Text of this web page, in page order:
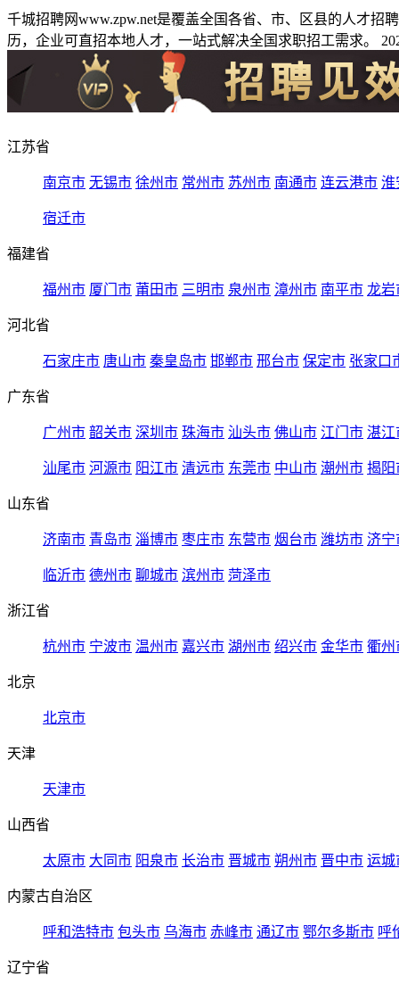
千城招聘网www.zpw.net是覆盖全国各省、市、区县的人才
历，企业可直招本地人才，一站式解决全国求职招工需求。
江苏省
南京市 无锡市 徐州市 常州市 苏州市 南通市 连云港市 淮
宿迁市
福建省
福州市 厦门市 莆田市 三明市 泉州市 漳州市 南平市 龙岩
河北省
石家庄市 唐山市 秦皇岛市 邯郸市 邢台市 保定市 张家口
广东省
广州市 韶关市 深圳市 珠海市 汕头市 佛山市 江门市 湛江
汕尾市 河源市 阳江市 清远市 东莞市 中山市 潮州市 揭阳
山东省
济南市 青岛市 淄博市 枣庄市 东营市 烟台市 潍坊市 济宁
临沂市 德州市 聊城市 滨州市 菏泽市
浙江省
杭州市 宁波市 温州市 嘉兴市 湖州市 绍兴市 金华市 衢州
北京
北京市
天津
天津市
山西省
太原市 大同市 阳泉市 长治市 晋城市 朔州市 晋中市 运城
内蒙古自治区
呼和浩特市 包头市 乌海市 赤峰市 通辽市 鄂尔多斯市 呼
辽宁省